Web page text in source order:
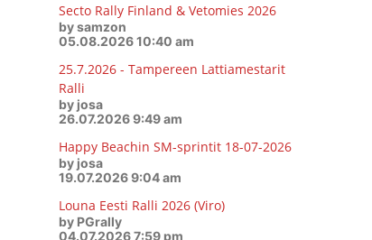
Secto Rally Finland & Vetomies 2026
by samzon
05.08.2026 10:40 am
25.7.2026 - Tampereen Lattiamestarit
Ralli
by josa
26.07.2026 9:49 am
Happy Beachin SM-sprintit 18-07-2026
by josa
19.07.2026 9:04 am
Louna Eesti Ralli 2026 (Viro)
by PGrally
04.07.2026 7:59 pm